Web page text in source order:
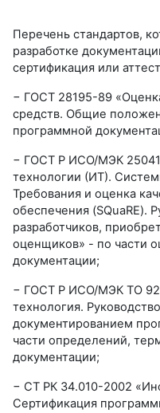
Перечень стандартов,
разработке
сертификация или
− ГОСТ 28195-89
средств. Общие
программной
− ГОСТ Р ИСО/МЭК
технологии (ИТ).
Требования и оценка
обеспечения (SQuaRE).
разработчиков,
оценщиков» - по части
документации;
− ГОСТ Р ИСО/МЭК ТО
технология.
документированием
части определений,
документации;
− СТ РК 34.010-2002
Сертификация